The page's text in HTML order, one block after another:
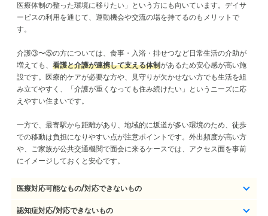
医療体制の整った環境に移りたい」という方にも向いています。デイサ
ービスの利用を通じて、運動機会や交流の場を持てるのもメリットで
す。
介護③〜⑤の方については、食事・入浴・排せつなど日常生活の介助が
増えても、 看護と介護が連携して支える体制があるため安心感が高い施
設です。医療的ケアが必要な方や、見守りが欠かせない方でも生活を組
み立てやすく、「介護が重くなっても住み続けたい」というニーズに応
えやすい住まいです。
一方で、最寄駅から距離があり、地域的に坂道が多い環境のため、徒歩
での移動は負担になりやすい点が注意ポイントです。外出頻度が高い方
や、ご家族が公共交通機関で面会に来るケースでは、アクセス面を事前
にイメージしておくと安心です。
医療対応可能なもの/対応できないもの
認知症対応/対応できないもの